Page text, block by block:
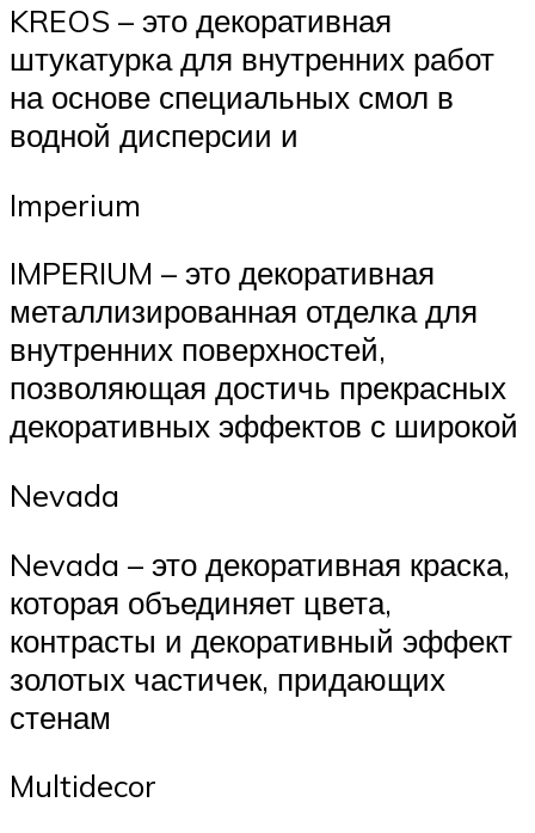
KREOS – это декоративная
штукатурка для внутренних работ
на основе специальных смол в
водной дисперсии и
Imperium
IMPERIUM – это декоративная
металлизированная отделка для
внутренних поверхностей,
позволяющая достичь прекрасных
декоративных эффектов с широкой
Nevada
Nevada – это декоративная краска,
которая объединяет цвета,
контрасты и декоративный эффект
золотых частичек, придающих
стенам
Multidecor